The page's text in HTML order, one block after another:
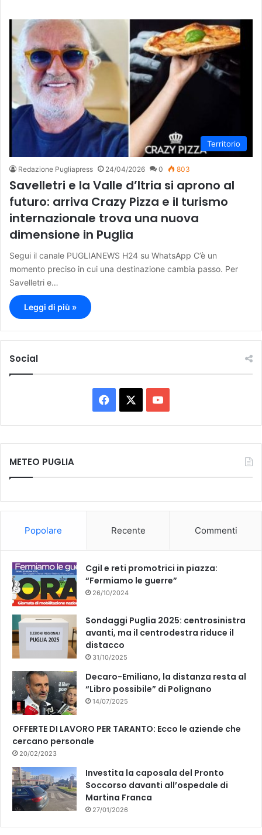
Territorio
Redazione Pugliapress 24/04/2026 0 803
Savelletri e la Valle d’Itria si aprono al
futuro: arriva Crazy Pizza e il turismo
internazionale trova una nuova
dimensione in Puglia
Segui il canale PUGLIANEWS H24 su WhatsApp C’è un
momento preciso in cui una destinazione cambia passo. Per
Savelletri e…
Leggi di più »
Social
a
c
k
o
u
METEO PUGLIA
Popolare Recente Commenti
Cgil e reti promotrici in piazza:
“Fermiamo le guerre”
26/10/2024
Sondaggi Puglia 2025: centrosinistra
avanti, ma il centrodestra riduce il
distacco
31/10/2025
Decaro-Emiliano, la distanza resta al
“Libro possibile” di Polignano
14/07/2025
OFFERTE DI LAVORO PER TARANTO: Ecco le aziende che
cercano personale
20/02/2023
Investita la caposala del Pronto
Soccorso davanti all’ospedale di
Martina Franca
27/01/2026